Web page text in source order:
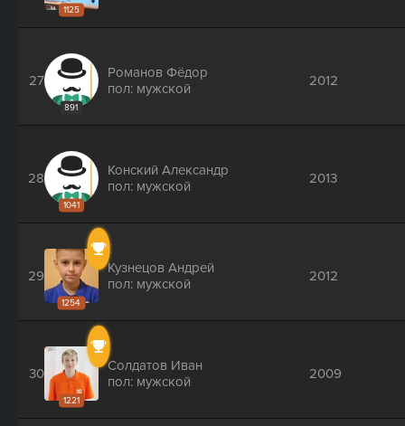
1125
27
891
Романов Фёдор
пол: мужской
2012
28
1041
Конский Александр
пол: мужской
2013
29
1254
Кузнецов Андрей
пол: мужской
2012
30
1221
Солдатов Иван
пол: мужской
2009